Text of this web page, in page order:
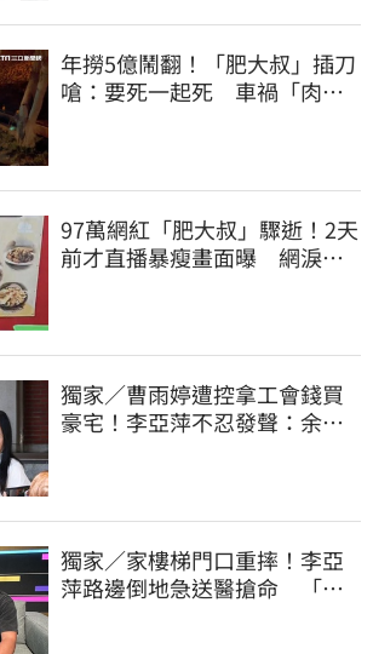
年撈5億鬧翻！「肥大叔」插刀
嗆：要死一起死 車禍「肉眼
97萬網紅「肥大叔」驟逝！2天
前才直播暴瘦畫面曝 網淚
獨家／曹雨婷遭控拿工會錢買
豪宅！李亞萍不忍發聲：余天
獨家／家樓梯門口重摔！李亞
萍路邊倒地急送醫搶命 「最